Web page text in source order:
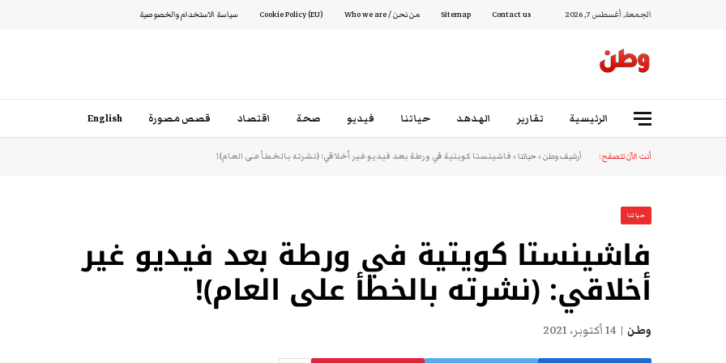
الجمعة, أغسطس 7, 2026 Contact us
Sitemap من نحن / Who we are Cookie Policy (EU) سياسة الاستخدام والخصوصية
الرئيسية تقارير الهدهد حياتنا فيديو صحة اقتصاد قصص مصورة English
أنت الآن تتصفح: أرشيف وطن»حياتنا»فاشينستا كويتية في ورطة بعد فيديو غير أخلاقي: (نشرته بالخطأ على العام)!
حياتنا
فاشينستا كويتية في ورطة بعد فيديو غير
أخلاقي: (نشرته بالخطأ على العام)!
وطن 14 أكتوبر، 2021